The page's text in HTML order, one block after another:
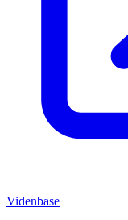
Videnbase